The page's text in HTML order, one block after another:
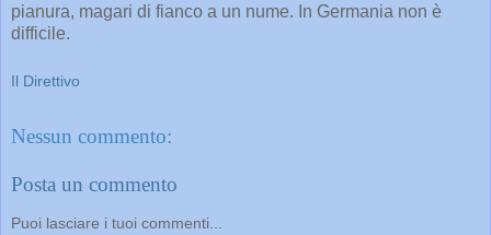
pianura, magari di fianco a un nume. In Germania non è
difficile.
Il Direttivo
Nessun commento:
Posta un commento
Puoi lasciare i tuoi commenti...